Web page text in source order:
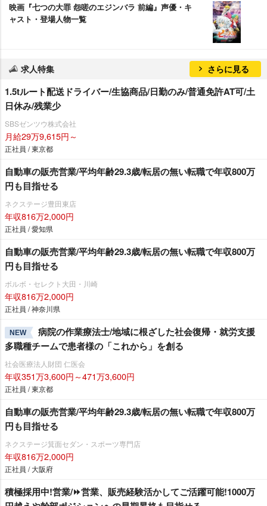
映画『七つの大罪 怨嗟のエジンバラ 前編』声優・キ
ャスト・登場人物一覧
求人特集 さらに見る
1.5tルート配送ドライバー/生協商品/日勤のみ/普通免許AT可/土
日休み/残業少
SBSゼンツウ株式会社
月給29万9,615円～
正社員 / 東京都
自動車の販売営業/平均年齢29.3歳/転居の無い転職で年収800万
円も目指せる
ネクステージ豊田東店
年収816万2,000円
正社員 / 愛知県
自動車の販売営業/平均年齢29.3歳/転居の無い転職で年収800万
円も目指せる
ボルボ・セレクト大田・川崎
年収816万2,000円
正社員 / 神奈川県
NEW
病院の作業療法士/地域に根ざした社会復帰・就労支援
多職種チームで患者様の「これから」を創る
社会医療法人財団 仁医会
年収351万3,600円～471万3,600円
正社員 / 東京都
自動車の販売営業/平均年齢29.3歳/転居の無い転職で年収800万
円も目指せる
ネクステージ箕面セダン・スポーツ専門店
年収816万2,000円
正社員 / 大阪府
積極採用中!営業/⏩️営業、販売経験活かしてご活躍可能!1000万